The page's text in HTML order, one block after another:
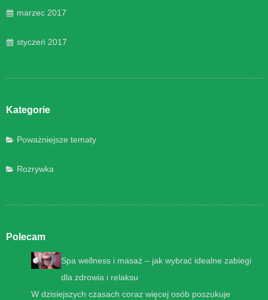
marzec 2017
styczeń 2017
Kategorie
Poważniejsze tematy
Rozrywka
Polecam
Spa wellness i masaż – jak wybrać idealne zabiegi
dla zdrowia i relaksu
W dzisiejszych czasach coraz więcej osób poszukuje